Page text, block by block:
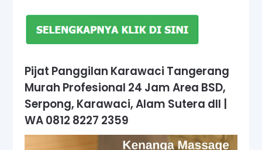
Pijat Panggilan Karawaci Tangerang
Murah Profesional 24 Jam Area BSD,
Serpong, Karawaci, Alam Sutera dll |
WA 0812 8227 2359